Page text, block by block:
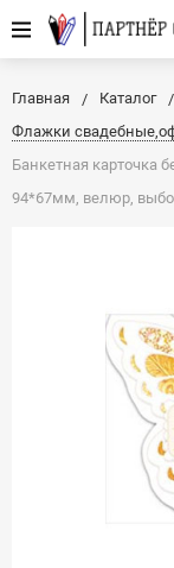
Главная Каталог
Флажки
Банкетная карточка
94*67мм, велюр,